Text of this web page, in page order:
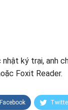
ký trại, anh
Foxit Reader.
Facebook